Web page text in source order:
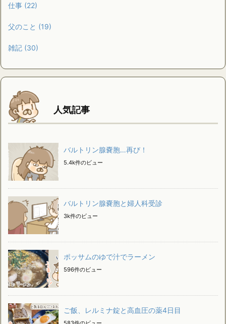
仕事 (22)
父のこと (19)
雑記 (30)
人気記事
バルトリン腺嚢胞…再び！
5.4k件のビュー
バルトリン腺嚢胞と婦人科受診
3k件のビュー
ポッサムのゆで汁でラーメン
596件のビュー
ご飯、レルミナ錠と高血圧の薬4日目